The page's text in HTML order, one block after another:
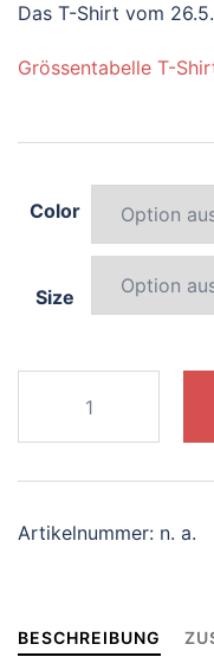
Das T-Shirt vom
Grössentabelle T-
Color
Size
whimsical-
koala
Menge
Artikelnummer: n. a.
BESCHREIBUNG